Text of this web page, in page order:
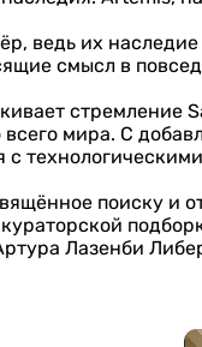
ведь их
смысл в
стремление
мира. С
с
поиску и
Лазенби